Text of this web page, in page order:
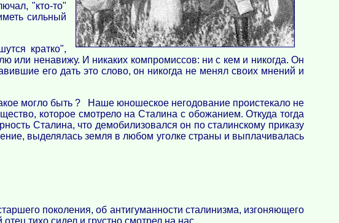
"кто-то"
сильный
кратко",
или ненавижу. И никаких компромиссов: ни с кем и никогда. Он
его дать это слово, он никогда не менял своих мнений и
могло быть ? Наше юношеское негодование проистекало не
которое смотрело на Сталина с обожанием. Откуда тогда
Сталина, что демобилизовался он по сталинскому приказу
выделялась земля в любом уголке страны и выплачивалась
поколения, об антигуманности сталинизма, изгоняющего